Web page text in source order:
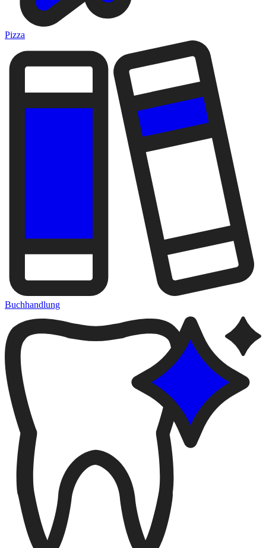
Pizza
Buchhandlung